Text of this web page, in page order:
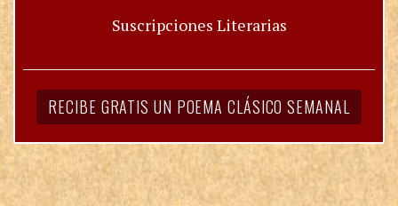
Suscripciones Literarias
RECIBE GRATIS UN POEMA CLÁSICO SEMANAL